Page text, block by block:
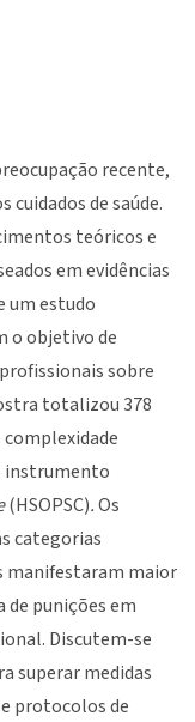
recente,
de saúde.
teóricos e
em evidências
um estudo
o objetivo de
sobre
totalizou 378
instrumento
(HSOPSC).Os
categorias
manifestaram maior
de punições em
Discutem-se
superar medidas
protocolos de